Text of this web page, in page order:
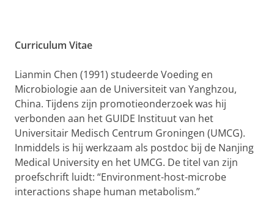
Curriculum Vitae
Lianmin Chen (1991) studeerde Voeding en
Microbiologie aan de Universiteit van Yanghzou,
China. Tijdens zijn promotieonderzoek was hij
verbonden aan het GUIDE Instituut van het
Universitair Medisch Centrum Groningen (UMCG).
Inmiddels is hij werkzaam als postdoc bij de Nanjing
Medical University en het UMCG. De titel van zijn
proefschrift luidt: “Environment-host-microbe
interactions shape human metabolism.”